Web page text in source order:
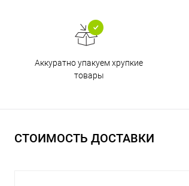
Аккуратно упакуем хрупкие
товары
СТОИМОСТЬ ДОСТАВКИ